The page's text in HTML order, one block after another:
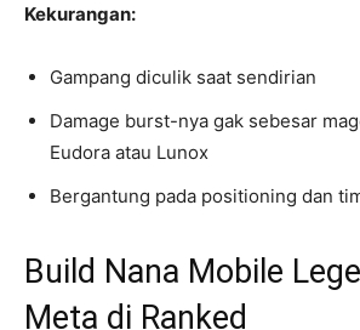
Kekurangan:
Gampang diculik saat sendirian
Damage burst-nya gak sebesar
Eudora atau Lunox
Bergantung pada positioning dan
Build Nana Mobile
Meta di Ranked